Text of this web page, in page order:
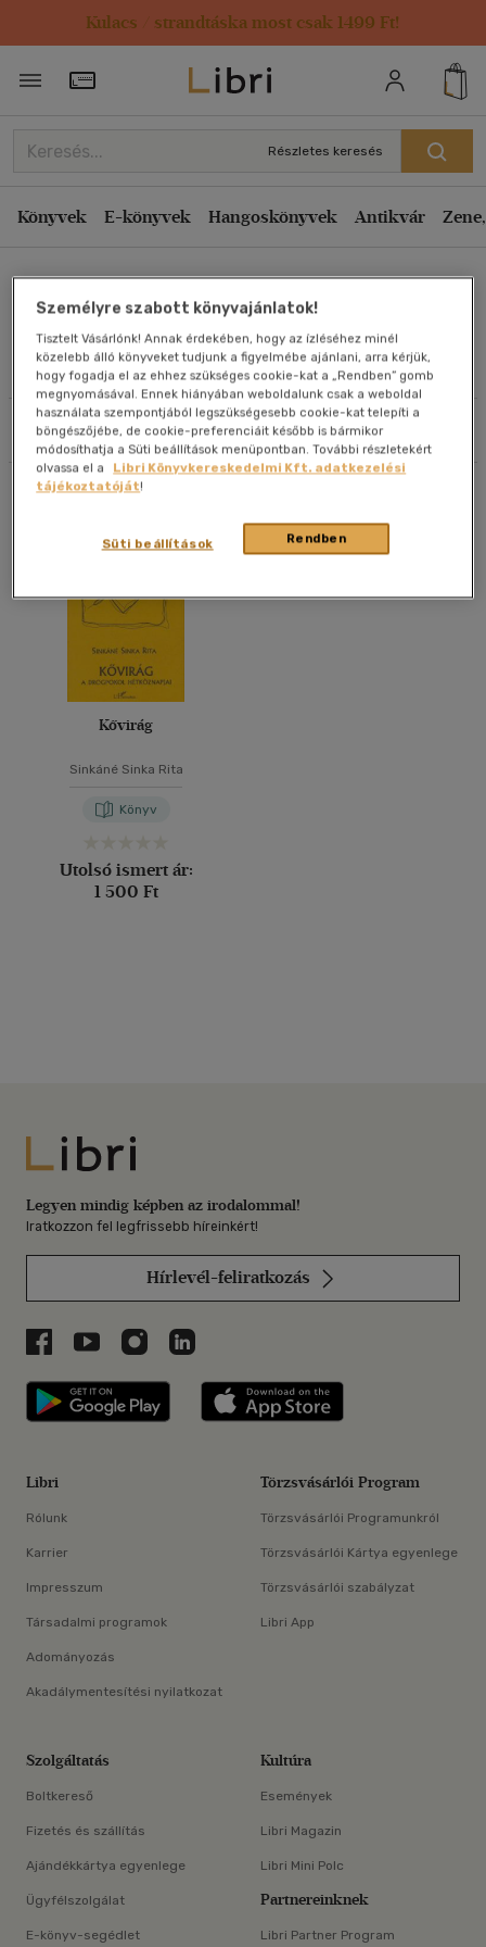
Kulacs / strandtáska most csak 1499 Ft!
Törzsvásárlói Kártya adatai
Részletes keresés
Könyvek E-könyvek Hangoskönyvek Antikvár
Művei
Szűrés Rendezés
Rendezés
Kiadás éve szerint csökkenő
Ár szerint csökkenő
Eladott darabszám szerint csökkenő
Eladott darabszám szerint növekvő
Cím szerint A-Z
Szerző szerint A-Z
Megjelenítés
20 db / oldal
Alkalmaz
Kővirág
Sinkáné Sinka Rita
Könyv
Utolsó ismert ár:
1 500 Ft
Libri
Legyen mindig képben az irodalommal!
Iratkozzon fel legfrissebb híreinkért!
Hírlevél-feliratkozás
Libri a Facebookon
Libri a Youtube-on
Libri az Instagramon
Libri a LinkedInen
Libri applikáció Szerezd meg: Google
Libri
Rólunk
Karrier
Impresszum
Társadalmi programok
Adományozás
Akadálymentesítési nyilatkozat
Törzsvásárlói Program
Törzsvásárlói Programunkról
Törzsvásárlói Kártya egyenlege
Törzsvásárlói szabályzat
Libri App
Szolgáltatás
Boltkereső
Fizetés és szállítás
Ajándékkártya egyenlege
Ügyfélszolgálat
E-könyv-segédlet
Kultúra
Események
Libri Magazin
Libri Mini Polc
Partnereinknek
Libri Partner Program
Személyre szabott könyvajánlatok!
Tisztelt Vásárlónk! Annak érdekében, hogy az ízléséhez minél
közelebb álló könyveket tudjunk a figyelmébe ajánlani, arra kérjük,
hogy fogadja el az ehhez szükséges cookie-kat a „Rendben” gomb
megnyomásával. Ennek hiányában weboldalunk csak a weboldal
használata szempontjából legszükségesebb cookie-kat telepíti a
böngészőjébe, de cookie-preferenciáit később is bármikor
módosíthatja a Süti beállítások menüpontban. További részletekért
olvassa el a
Libri Könyvkereskedelmi Kft. adatkezelési
tájékoztatóját!
Rendben
Süti beállítások